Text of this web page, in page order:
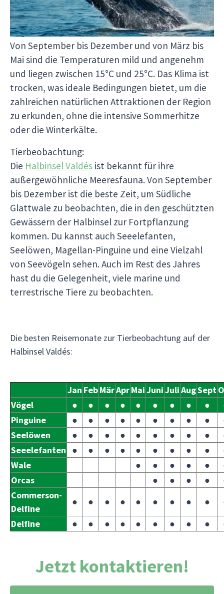
Warum diese Monate ideal sind:
Angenehmes Klima:
Von September bis Dezember und von März bis
Mai sind die Temperaturen mild und angenehm
und liegen zwischen 15°C und 25°C. Das Klima ist
trocken, was ideale Bedingungen bietet, um die
zahlreichen natürlichen Attraktionen der Region
zu erkunden, ohne die intensive Sommerhitze
oder die Winterkälte.
Tierbeobachtung:
Die Halbinsel Valdés ist bekannt für ihre
außergewöhnliche Meeresfauna. Von September
bis Dezember ist die beste Zeit, um Südliche
Glattwale zu beobachten, die in den geschützten
Gewässern der Halbinsel zur Fortpflanzung
kommen. Du kannst auch Seeelefanten,
Seelöwen, Magellan-Pinguine und eine Vielzahl
von Seevögeln sehen. Auch im Rest des Jahres
hast du die Gelegenheit, viele marine und
terrestrische Tiere zu beobachten.
Die besten Reisemonate zur Tierbeobachtung auf der
Halbinsel Valdés:
Jan FebMärAprMaiJuniJuliAugSept
Vögel
● ● ● ● ● ● ● ● ●
Pinguine
● ● ● ● ● ● ● ● ●
Seelöwen
● ● ● ● ● ● ● ● ●
Seeelefanten
● ● ● ● ● ● ● ● ●
Wale
● ● ● ● ●
Orcas
● ● ● ●
Commerson-
Delfine
● ● ● ● ● ● ● ● ●
Delfine
● ● ● ● ● ● ● ● ●
Jetzt kontaktieren!